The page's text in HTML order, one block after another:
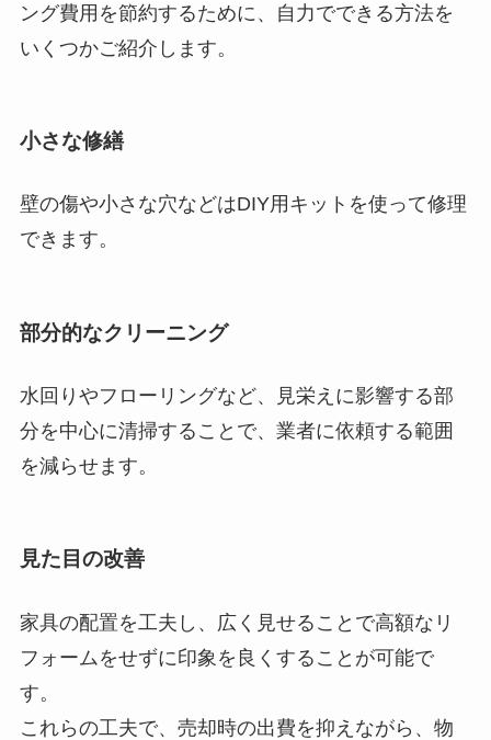
ング費用を節約するために、自力でできる方法を
いくつかご紹介します。
小さな修繕
壁の傷や小さな穴などはDIY用キットを使って修理
できます。
部分的なクリーニング
水回りやフローリングなど、見栄えに影響する部
分を中心に清掃することで、業者に依頼する範囲
を減らせます。
見た目の改善
家具の配置を工夫し、広く見せることで高額なリ
フォームをせずに印象を良くすることが可能で
す。
これらの工夫で、売却時の出費を抑えながら、物